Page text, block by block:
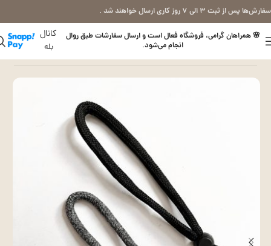
سفارش‌ها پس از ثبت ۳ الی ۷ روز کاری ارسال خواهند شد .
🌸 همراهان گرامی، فروشگاه فعال است و ارسال سفارشات طبق روال
انجام می‌شود.
کانال
بله
خانه